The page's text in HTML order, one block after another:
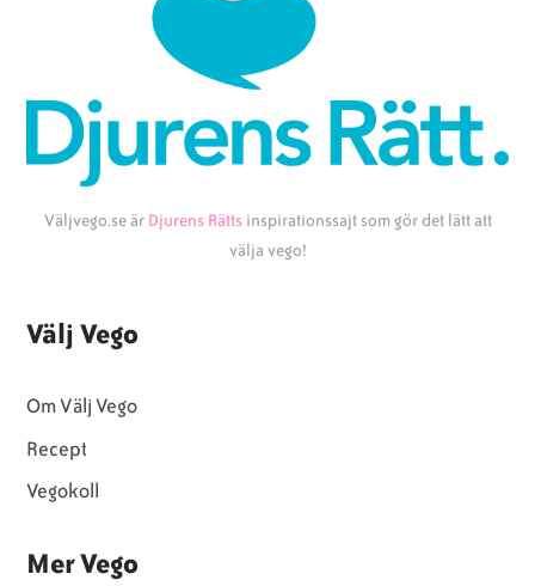
Väljvego.se är Djurens Rätts inspirationssajt som gör det lätt att
välja vego!
Välj Vego
Om Välj Vego
Recept
Vegokoll
Mer Vego